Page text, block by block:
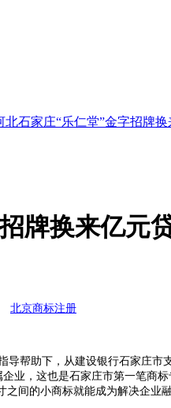
北石家庄“乐仁堂”金字招牌
牌换来亿元
北京商标注册
导帮助下，从建设银行石家庄市
业，这也是石家庄市第一笔商
间的小商标就能成为解决企业融